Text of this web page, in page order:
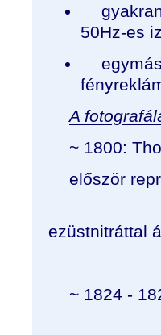
50Hz-es
A
~ 1800:
először
ezüstnitráttal
~ 1824 -